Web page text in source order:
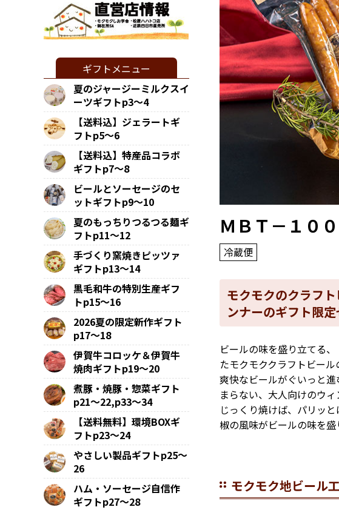
ＭＢＴ－１０
冷蔵便
モクモクのクラフ
ンナーのギフト限定
ビールの味を盛り立てる
たモクモククラフトビール
爽快なビールがぐいっと
まらない、大人向けのウィ
じっくり焼けば、パリッ
椒の風味がビールの味を盛
モクモク地ビール
ギフトメニュー
夏のジャージーミルクスイ
ーツギフトp3～4
【送料込】ジェラートギ
フトp5～6
【送料込】特産品コラボ
ギフトp7～8
ビールとソーセージのセ
ットギフトp9～10
夏のもっちりつるつる麺ギ
フトp11～12
手づくり窯焼きピッツァ
ギフトp13～14
黒毛和牛の特別生産ギフ
トp15～16
2026夏の限定新作ギフト
p17～18
伊賀牛コロッケ＆伊賀牛
焼肉ギフトp19～20
煮豚・焼豚・惣菜ギフト
p21～22,p33～34
【送料無料】環境BOXギ
フトp23～24
やさしい製品ギフトp25～
26
ハム・ソーセージ自信作
ギフトp27～28